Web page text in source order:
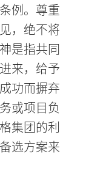
例。尊重
，绝不将
是指共同
来，给予
功而摒弃
或项目负
集团的利
选方案来